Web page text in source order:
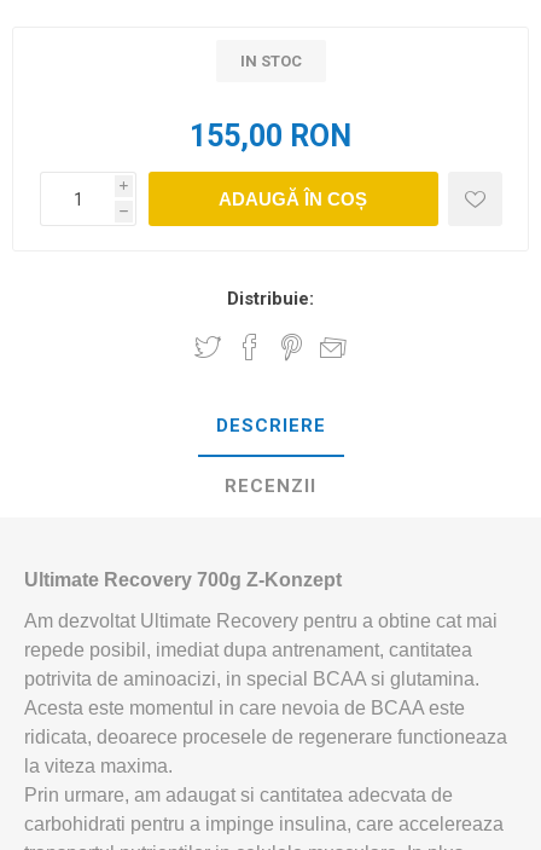
IN STOC
155,00 RON
i
h
ADAUGĂ ÎN COȘ
Distribuie:
DESCRIERE
RECENZII
Ultimate Recovery 700g Z-Konzept
Am dezvoltat Ultimate Recovery pentru a obtine cat mai
repede posibil, imediat dupa antrenament, cantitatea
potrivita de aminoacizi, in special BCAA si glutamina.
Acesta este momentul in care nevoia de BCAA este
ridicata, deoarece procesele de regenerare functioneaza
la viteza maxima.
Prin urmare, am adaugat si cantitatea adecvata de
carbohidrati pentru a impinge insulina, care accelereaza